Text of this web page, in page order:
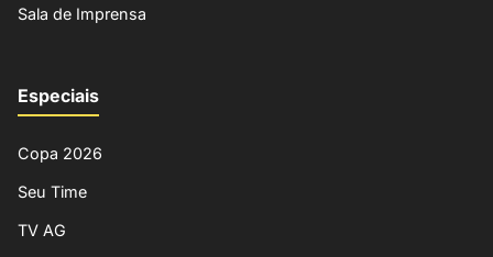
Sala de Imprensa
Especiais
Copa 2026
Seu Time
TV AG